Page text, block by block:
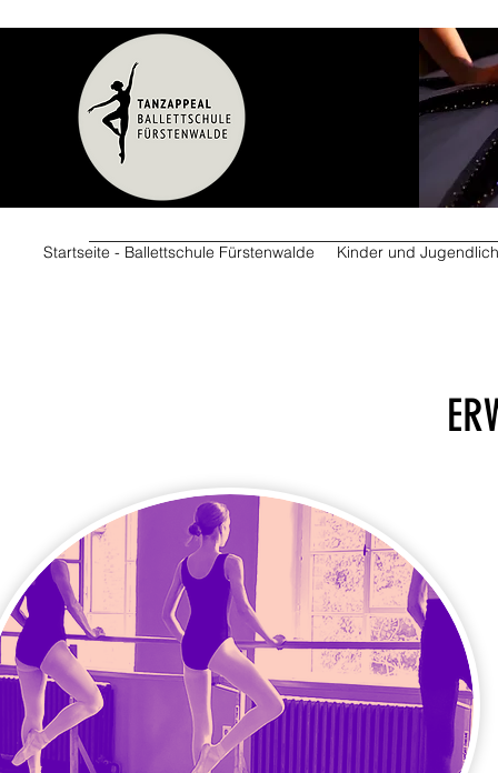
Startseite - Ballettschule Fürstenwalde Kinder und